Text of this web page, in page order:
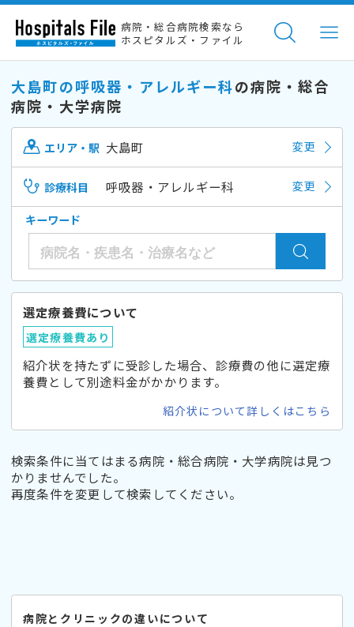
病院・総合病院検索なら
ホスピタルズ・ファイル
大島町の呼吸器・アレルギー科の病院・総合
病院・大学病院
エリア・駅 大島町 変更
診療科目 呼吸器・アレルギー科 変更
キーワード
選定療養費について
選定療養費あり
紹介状を持たずに受診した場合、診療費の他に選定療
養費として別途料金がかかります。
紹介状について詳しくはこちら
検索条件に当てはまる病院・総合病院・大学病院は見つ
かりませんでした。
再度条件を変更して検索してください。
病院とクリニックの違いについて